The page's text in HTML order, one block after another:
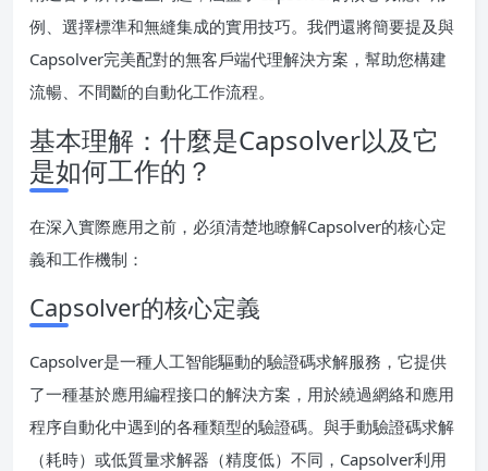
例、選擇標準和無縫集成的實用技巧。我們還將簡要提及與
Capsolver完美配對的無客戶端代理解決方案，幫助您構建
流暢、不間斷的自動化工作流程。
基本理解：什麼是Capsolver以及它
是如何工作的？
在深入實際應用之前，必須清楚地瞭解Capsolver的核心定
義和工作機制：
Capsolver的核心定義
Capsolver是一種人工智能驅動的驗證碼求解服務，它提供
了一種基於應用編程接口的解決方案，用於繞過網絡和應用
程序自動化中遇到的各種類型的驗證碼。與手動驗證碼求解
（耗時）或低質量求解器（精度低）不同，Capsolver利用